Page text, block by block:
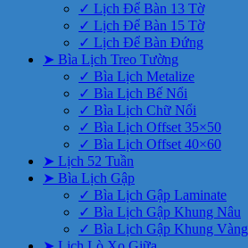
✓ Lịch Để Bàn 13 Tờ
✓ Lịch Để Bàn 15 Tờ
✓ Lịch Để Bàn Đứng
➤ Bìa Lịch Treo Tường
✓ Bìa Lịch Metalize
✓ Bìa Lịch Bế Nổi
✓ Bìa Lịch Chữ Nổi
✓ Bìa Lịch Offset 35×50
✓ Bìa Lịch Offset 40×60
➤ Lịch 52 Tuần
➤ Bìa Lịch Gập
✓ Bìa Lịch Gập Laminate
✓ Bìa Lịch Gập Khung Nâu
✓ Bìa Lịch Gập Khung Vàng